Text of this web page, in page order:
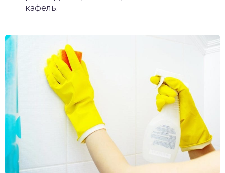
кафель.